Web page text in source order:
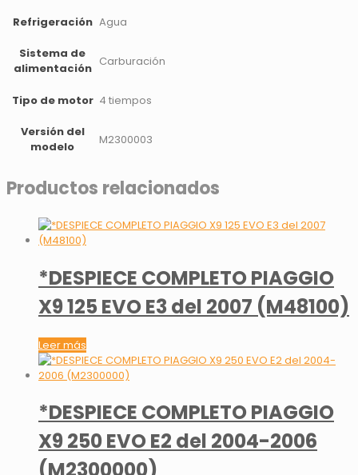
Refrigeración Agua
Sistema de
alimentación Carburación
Tipo de motor 4 tiempos
Versión del
modelo
M2300003
Productos relacionados
*DESPIECE COMPLETO PIAGGIO
X9 125 EVO E3 del 2007 (M48100)
Leer más
*DESPIECE COMPLETO PIAGGIO
X9 250 EVO E2 del 2004-2006